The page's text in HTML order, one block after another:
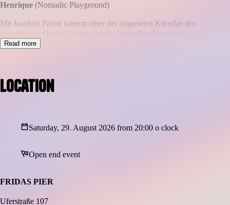
Henrique (Nomadic Playground)
Mit Joachim Pastor kommt einer der prägenden Künstler des
begeistert seit Jahren mit emotionalen Produktionen,
CONVINZED und Henrique entsteht eine Nacht voller Melodie,
Read more
Location
Saturday, 29. August 2026 from 20:00 o clock
Open end event
FRIDAS PIER
Uferstraße 107